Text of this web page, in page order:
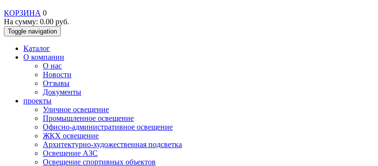
КОРЗИНА 0
На сумму: 0.00 руб.
Toggle navigation
Каталог
О компании
О нас
Новости
Отзывы
Документы
проекты
Уличное освещение
Промышленное освещение
Офисно-административное освещение
ЖКХ освещение
Архитектурно-художественная подсветка
Освещение АЗС
Освещение спортивных объектов